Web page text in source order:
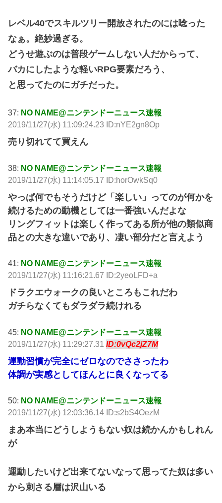
レベル40でスキルツリー開放されたのには唸った
なぁ。絶妙過ぎる。
どうせ遊ぶのは普段ゲームしない人だからって、
バカにしたような軽いRPG要素だろう、
と思ってたのにガチだった。
37: NO NAME@ニンテンドーニュース速報
2019/11/27(水) 11:09:24.23 ID:nYE2gn8Op
売り切れてて買えん
38: NO NAME@ニンテンドーニュース速報
2019/11/27(水) 11:14:05.17 ID:horOwkSq0
やっぱ何でもそうだけど「楽しい」ってのが何かを
続けるための動機としては一番強いんだよな
リングフィットは楽しく作ってある所が他の類似商
品との大きな違いであり、凄い部分だと言えよう
41: NO NAME@ニンテンドーニュース速報
2019/11/27(水) 11:16:21.67 ID:2yeoLFD+a
ドラクエウォークの良いところもこれだわ
ガチらなくてもダラダラ続けれる
45: NO NAME@ニンテンドーニュース速報
2019/11/27(水) 11:29:27.31ID:0vQc2jZ7M
運動習慣が完全にゼロなのでささったわ
体調が実感としてほんとに良くなってる
50: NO NAME@ニンテンドーニュース速報
2019/11/27(水) 12:03:36.14 ID:s2bS4OezM
まあ本当にどうしようもない奴は続かんかもしれん
が
運動したいけど出来てないなって思ってた奴は多い
から刺さる層は沢山いる